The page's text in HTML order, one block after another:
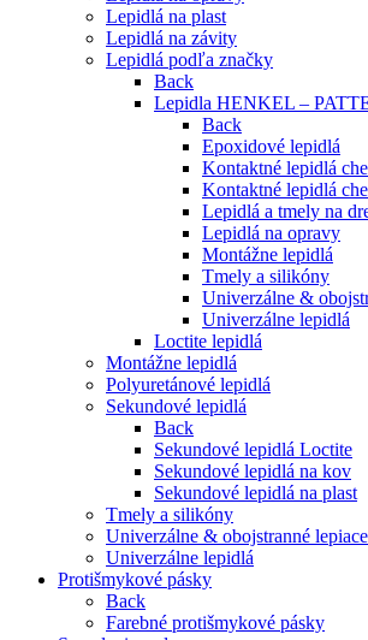
Lepidlá na plast
Lepidlá na závity
Lepidlá podľa značky
Back
Lepidla HENKEL –
Back
Epoxidové lepidlá
Kontaktné lepidlá
Kontaktné lepidlá
Lepidlá a tmely na
Lepidlá na opravy
Montážne lepidlá
Tmely a silikóny
Univerzálne &
Univerzálne lepidlá
Loctite lepidlá
Montážne lepidlá
Polyuretánové lepidlá
Sekundové lepidlá
Back
Sekundové lepidlá Loctite
Sekundové lepidlá na kov
Sekundové lepidlá na plast
Tmely a silikóny
Univerzálne & obojstranné
Univerzálne lepidlá
Protišmykové pásky
Back
Farebné protišmykové pásky